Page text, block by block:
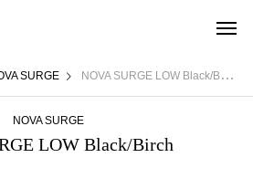
SURGE NOVA SURGE LOW Black/Birch
NOVA SURGE
LOW Black/Birch